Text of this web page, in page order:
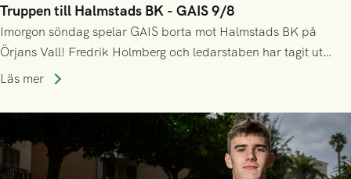
Truppen till Halmstads BK - GAIS 9/8
Imorgon söndag spelar GAIS borta mot Halmstads BK på
Örjans Vall! Fredrik Holmberg och ledarstaben har tagit ut
följande trupp till matchen:
Läs mer